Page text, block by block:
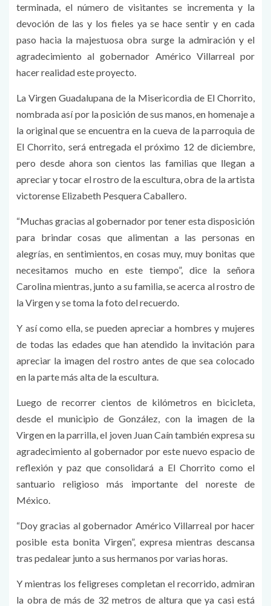
terminada, el número de visitantes se incrementa y la
devoción de las y los fieles ya se hace sentir y en cada
paso hacia la majestuosa obra surge la admiración y el
agradecimiento al gobernador Américo Villarreal por
hacer realidad este proyecto.
La Virgen Guadalupana de la Misericordia de El Chorrito,
nombrada así por la posición de sus manos, en homenaje a
la original que se encuentra en la cueva de la parroquia de
El Chorrito, será entregada el próximo 12 de diciembre,
pero desde ahora son cientos las familias que llegan a
apreciar y tocar el rostro de la escultura, obra de la artista
victorense Elizabeth Pesquera Caballero.
“Muchas gracias al gobernador por tener esta disposición
para brindar cosas que alimentan a las personas en
alegrías, en sentimientos, en cosas muy, muy bonitas que
necesitamos mucho en este tiempo”, dice la señora
Carolina mientras, junto a su familia, se acerca al rostro de
la Virgen y se toma la foto del recuerdo.
Y así como ella, se pueden apreciar a hombres y mujeres
de todas las edades que han atendido la invitación para
apreciar la imagen del rostro antes de que sea colocado
en la parte más alta de la escultura.
Luego de recorrer cientos de kilómetros en bicicleta,
desde el municipio de González, con la imagen de la
Virgen en la parrilla, el joven Juan Caín también expresa su
agradecimiento al gobernador por este nuevo espacio de
reflexión y paz que consolidará a El Chorrito como el
santuario religioso más importante del noreste de
México.
“Doy gracias al gobernador Américo Villarreal por hacer
posible esta bonita Virgen”, expresa mientras descansa
tras pedalear junto a sus hermanos por varias horas.
Y mientras los feligreses completan el recorrido, admiran
la obra de más de 32 metros de altura que ya casi está